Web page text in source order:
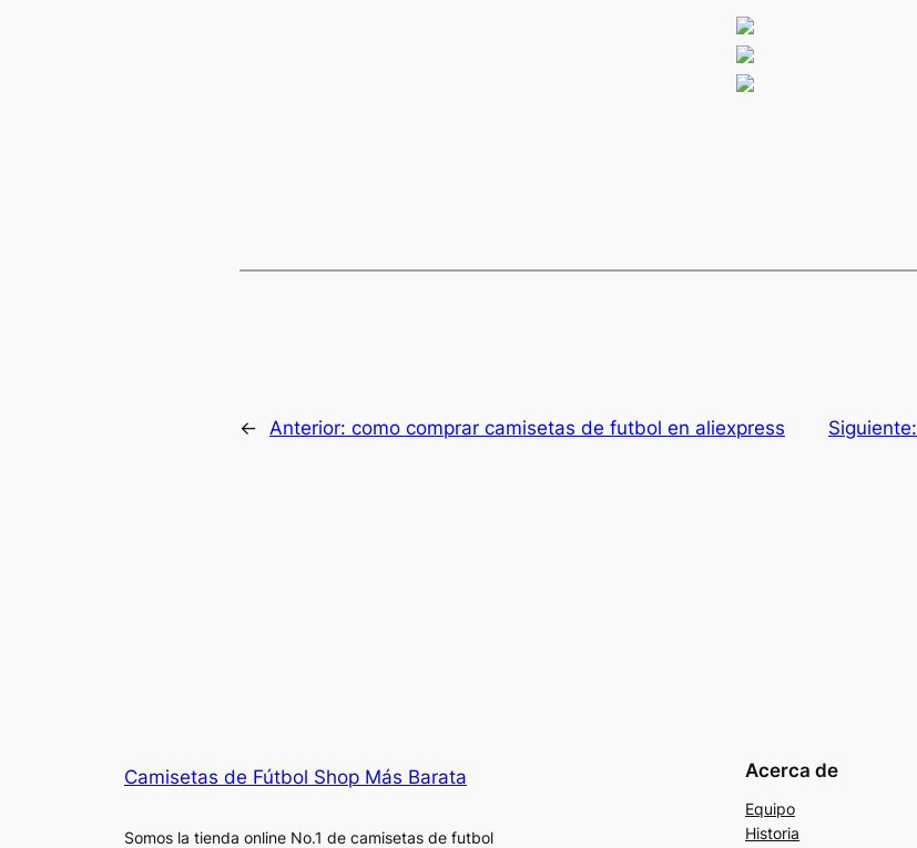
← Anterior: como comprar camisetas de futbol en aliexpress Siguiente:
Camisetas de Fútbol Shop Más Barata
Somos la tienda online No.1 de camisetas de futbol
Acerca de
Equipo
Historia